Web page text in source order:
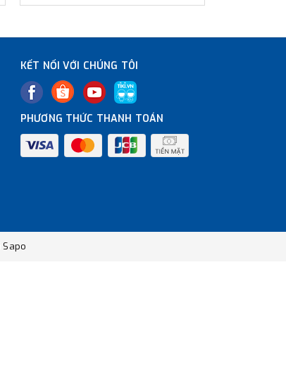
KẾT NỐI VỚI CHÚNG TÔI
PHƯƠNG THỨC THANH TOÁN
Sapo